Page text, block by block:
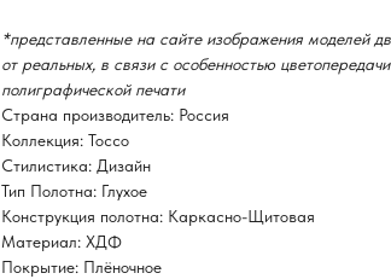
*представленные на сайте изображения моделей
от реальных, в связи с особенностью
полиграфической печати
Страна производитель: Россия
Коллекция: Tocco
Стилистика: Дизайн
Тип Полотна: Глухое
Конструкция полотна: Каркасно-Щитовая
Материал: ХДФ
Покрытие: Плёночное